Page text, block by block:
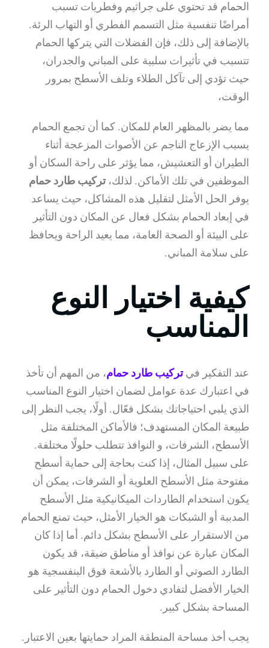
الحمام قد تحتوي على جراثيم وفطريات تسبب
أمراضًا تنفسية مثل التسمم الفطري أو التهاب الرئة.
بالإضافة إلى ذلك، فإن الفضلات التي يتركها الحمام
تتسبب في تأثيرات سلبية على المباني والجدران،
حيث تؤدي إلى تآكل الطلاء وتلف الأسطح بمرور
الوقت،
مما يضر بالمظهر العام للمكان. كما أن تجمع الحمام
يسبب الإزعاج الناجم عن الأصوات المزعجة أثناء
الطيران أو التعشيش، مما يؤثر على راحة السكان أو
الموظفين في تلك الأماكن. لذلك، تركيب طارد حمام
يوفر الحل الأمثل لتقليل هذه المشاكل، حيث يساعد
في إبعاد الحمام بشكل فعال عن المكان دون التأثير
على البيئة أو الصحة العامة، مما يعيد الراحة ويحافظ
على سلامة المباني.
كيفية اختيار النوع
المناسب
عند التفكير فيتركيب طارد حمام، من المهم أن تأخذ
في اعتبارك عدة عوامل لضمان اختيار النوع المناسب
الذي يلبي احتياجاتك بشكل فعّال. أولًا، يجب النظر إلى
طبيعة المكان المستهدف؛ فالأماكن المختلفة مثل
الأسطح، الشرفات، و النوافذ تتطلب حلولًا مختلفة.
على سبيل المثال، إذا كنت بحاجة إلى حماية أسطح
مفتوحة مثل الأسطح العلوية أو الشرفات، يمكن أن
يكون استخدام الطاردات الميكانيكية مثل الأسطح
المدببة أو الشبكات هو الخيار الأمثل، حيث تمنع الحمام
من الاستقرار على الأسطح بشكل دائم. أما إذا كان
المكان عبارة عن نوافذ أو مناطق ضيقة، قد يكون
الطارد الصوتي أو الطارد بالأشعة فوق البنفسجية هو
الخيار الأفضل لتفادي دخول الحمام دون التأثير على
المساحة بشكل كبير.
يجب أخذ مساحة المنطقة المراد حمايتها بعين الاعتبار.